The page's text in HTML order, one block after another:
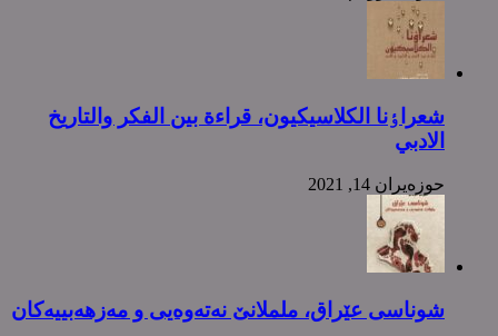
شعراٶنا الکلاسیکیون، قراءة بین الفکر والتاریخ
الادبي
حوزه‌یران 14, 2021
شوناسی عێراق، ململانێ نەتەوەیی و مەزهەبییەکان